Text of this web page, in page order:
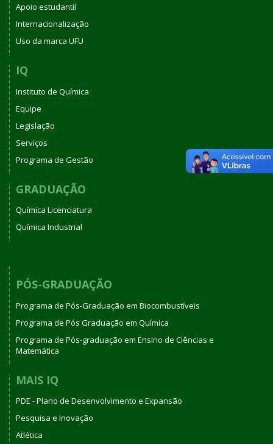
Apoio estudantil
Internacionalização
Uso da marca UFU
IQ
Instituto de Química
Equipe
Legislação
Serviços
Programa de Gestão
GRADUAÇÃO
Química Licenciatura
Química Industrial
PÓS-GRADUAÇÃO
Programa de Pós-Graduação em Biocombustíveis
Programa de Pós Graduação em Química
Programa de Pós-graduação em Ensino de Ciências e
Matemática
MAIS IQ
PDE - Plano de Desenvolvimento e Expansão
Pesquisa e Inovação
Atlética